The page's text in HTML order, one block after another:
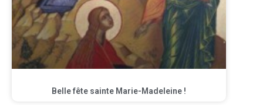
Belle fête sainte Marie-Madeleine !